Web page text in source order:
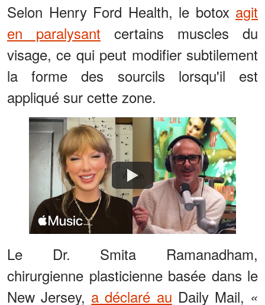
Selon Henry Ford Health, le botox agit
en paralysant certains muscles du
visage, ce qui peut modifier subtilement
la forme des sourcils lorsqu'il est
appliqué sur cette zone.
Watch
Le Dr. Smita Ramanadham,
chirurgienne plasticienne basée dans le
New Jersey, a déclaré au Daily Mail, «